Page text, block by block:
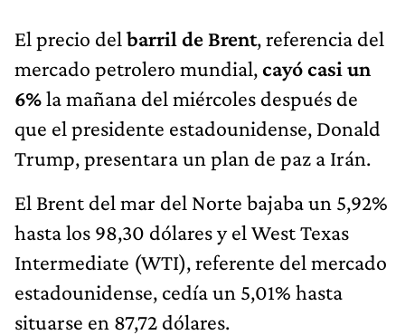
El precio del barril de Brent, referencia del
mercado petrolero mundial,cayó casi un
6%la mañana del miércoles después de
que el presidente estadounidense, Donald
Trump, presentara un plan de paz a Irán.
El Brent del mar del Norte bajaba un 5,92%
hasta los 98,30 dólares y el West Texas
Intermediate (WTI), referente del mercado
estadounidense, cedía un 5,01% hasta
situarse en 87,72 dólares.